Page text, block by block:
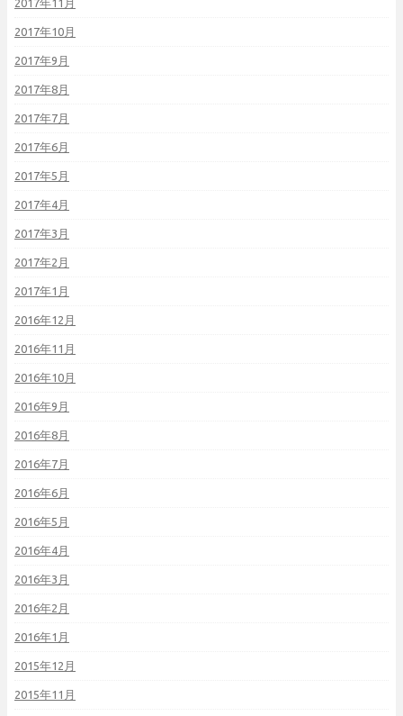
2017年11月
2017年10月
2017年9月
2017年8月
2017年7月
2017年6月
2017年5月
2017年4月
2017年3月
2017年2月
2017年1月
2016年12月
2016年11月
2016年10月
2016年9月
2016年8月
2016年7月
2016年6月
2016年5月
2016年4月
2016年3月
2016年2月
2016年1月
2015年12月
2015年11月